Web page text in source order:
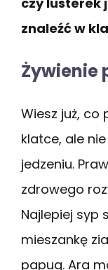
znaleźć w
Żywienie
Wiesz już, co
klatce, ale
jedzeniu.
zdrowego
Najlepiej syp
mieszankę
papug. Ara